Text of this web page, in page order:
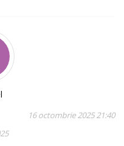
16 octombrie 2025 21:40